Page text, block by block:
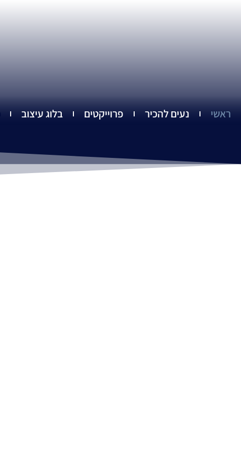
ראשי נעים להכיר פרוייקטים בלוג עיצוב